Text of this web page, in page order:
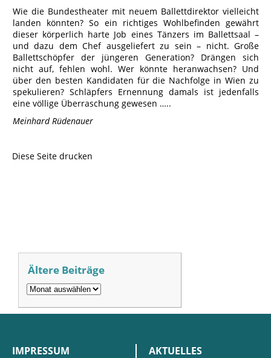
Wie die Bundestheater mit neuem Ballettdirektor vielleicht
landen könnten? So ein richtiges Wohlbefinden gewährt
dieser körperlich harte Job eines Tänzers im Ballettsaal –
und dazu dem Chef ausgeliefert zu sein – nicht. Große
Ballettschöpfer der jüngeren Generation? Drängen sich
nicht auf, fehlen wohl. Wer könnte heranwachsen? Und
über den besten Kandidaten für die Nachfolge in Wien zu
spekulieren? Schläpfers Ernennung damals ist jedenfalls
eine völlige Überraschung gewesen …..
Meinhard Rüdenauer
Diese Seite drucken
Ältere Beiträge
IMPRESSUM
AKTUELLES